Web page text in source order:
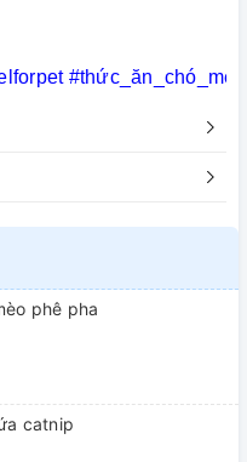
#thức_ăn_chó_mèo
phê pha
catnip